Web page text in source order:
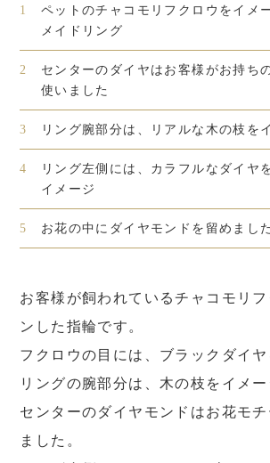
1
ペットのチャコモリフクロウをイメ
メイドリング
2
センターのダイヤはお客様がお持ち
使いました
3 リング腕部分は、リアルな木の枝を
4
リング左側には、カラフルなダイヤ
イメージ
5 お花の中にダイヤモンドを留めました
お客様が飼われているチャコモリ
ンした指輪です。
フクロウの目には、ブラックダイヤ
リングの腕部分は、木の枝をイメー
センターのダイヤモンドはお花モ
ました。